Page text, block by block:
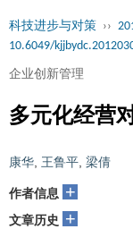
科技进步与对策 ››
10.6049/
企业创新管理
多元化经营
康华 王鲁平 梁倩
作者信息 +
文章历史 +